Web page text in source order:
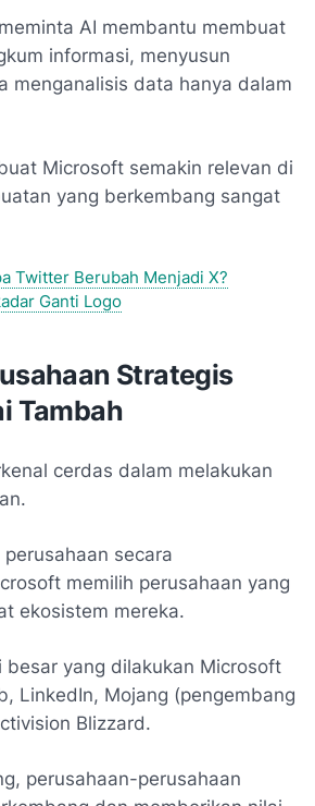
AI membantu membuat
informasi, menyusun
menganalisis data hanya dalam
Microsoft semakin relevan di
yang berkembang sangat
Twitter Berubah Menjadi X?
Ganti Logo
Strategis
Tambah
cerdas dalam melakukan
secara
memilih perusahaan yang
ekosistem mereka.
besar yang dilakukan Microsoft
LinkedIn, Mojang (pengembang
Blizzard.
perusahaan-perusahaan